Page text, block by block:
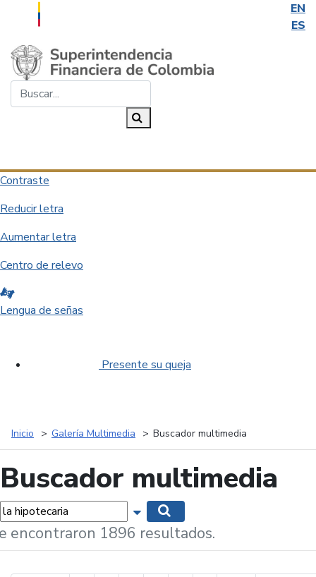
EN
ES
Saltar al contenido principal
Contraste
Reducir letra
Aumentar letra
Centro de relevo
Lengua de señas
Presente su queja
Inicio Galería Multimedia Buscador multimedia
Buscador multimedia
Mostrar opciones de búsqueda
encontraron 1896 resultados.